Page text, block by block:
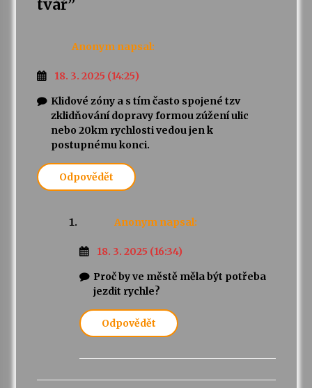
tvář”
Anonym napsal:
18. 3. 2025 (14:25)
Klidové zóny a s tím často spojené tzv
zklidňování dopravy formou zúžení ulic
nebo 20km rychlosti vedou jen k
postupnému konci.
Odpovědět
Anonym napsal:
18. 3. 2025 (16:34)
Proč by ve městě měla být potřeba
jezdit rychle?
Odpovědět